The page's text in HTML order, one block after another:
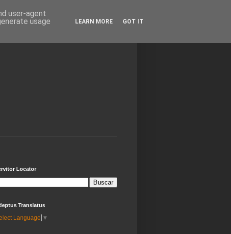
Locator
Translatus
Language ▼
user-agent
usage
LEARN MORE GOT IT